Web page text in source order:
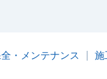
・メンテナンス 施